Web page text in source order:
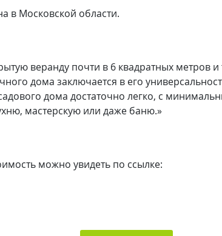
в Московской области.
веранду почти в 6 квадратных
дома заключается в его
дома достаточно легко, с
мастерскую или даже баню.»
можно увидеть по ссылке: